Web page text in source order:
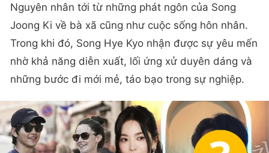
Nguyên nhân tới từ những phát ngôn của Song
Joong Ki về bà xã cũng như cuộc sống hôn nhân.
Trong khi đó, Song Hye Kyo nhận được sự yêu mến
nhờ khả năng diễn xuất, lối ứng xử duyên dáng và
những bước đi mới mẻ, táo bạo trong sự nghiệp.